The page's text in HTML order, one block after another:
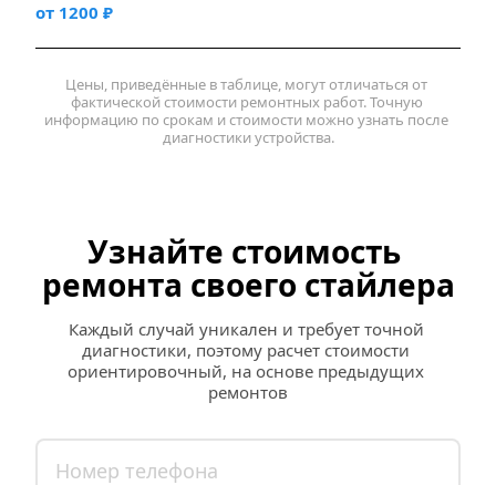
от 1200 ₽
Цены, приведённые в таблице, могут отличаться от
фактической стоимости ремонтных работ. Точную
информацию по срокам и стоимости можно узнать после
диагностики устройства.
Узнайте стоимость
ремонта своего стайлера
Каждый случай уникален и требует точной
диагностики, поэтому расчет стоимости
ориентировочный, на основе предыдущих
ремонтов